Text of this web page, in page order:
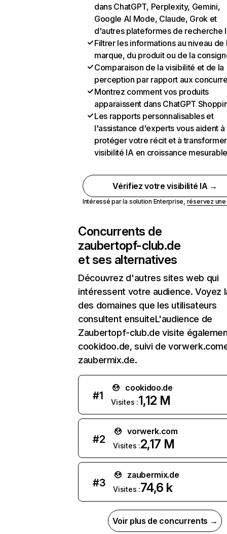
dans ChatGPT, Perplexity, Gemini,
Google AI Mode, Claude, Grok et
d'autres plateformes de recherche
Filtrer les informations au niveau de
marque, du produit ou de la
Comparaison de la visibilité et de la
perception par rapport aux
Montrez comment vos produits
apparaissent dans ChatGPT
Les rapports personnalisables et
l'assistance d'experts vous aident à
protéger votre récit et à
visibilité IA en croissance
Vérifiez votre visibilité IA →
Intéressé par la solution Enterprise, réservez
Concurrents de
zaubertopf-club.de
et ses alternatives
Découvrez d'autres sites web qui
intéressent votre audience. Voyez
des domaines que les utilisateurs
consultent ensuiteL'audience de
Zaubertopf-club.de visite
cookidoo.de, suivi de
zaubermix.de.
#1
cookidoo.de
Visites :1,12 M
#2
vorwerk.com
Visites :2,17 M
#3
zaubermix.de
Visites :74,6 k
Voir plus de concurrents →